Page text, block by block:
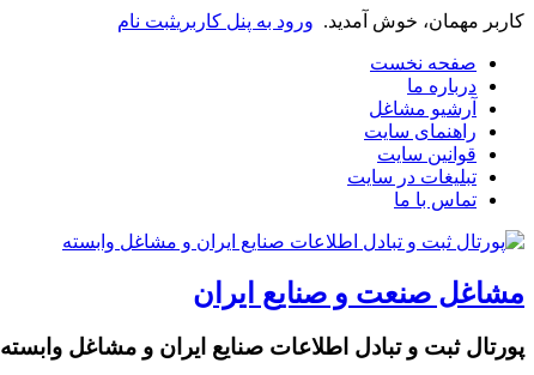
کاربر مهمان، خوش آمدید. ورود به پنل کاربریثبت نام
صفحه نخست
درباره ما
آرشیو مشاغل
راهنمای سایت
قوانین سایت
تبلیغات در سایت
تماس با ما
مشاغل صنعت و صنایع ایران
پورتال ثبت و تبادل اطلاعات صنایع ایران و مشاغل وابسته